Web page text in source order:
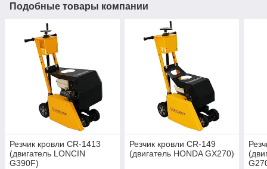
Подобные товары компании
Резчик кровли CR-1413
(двигатель LONCIN
G390F)
Резчик кровли CR-149
(двигатель HONDA GX270)